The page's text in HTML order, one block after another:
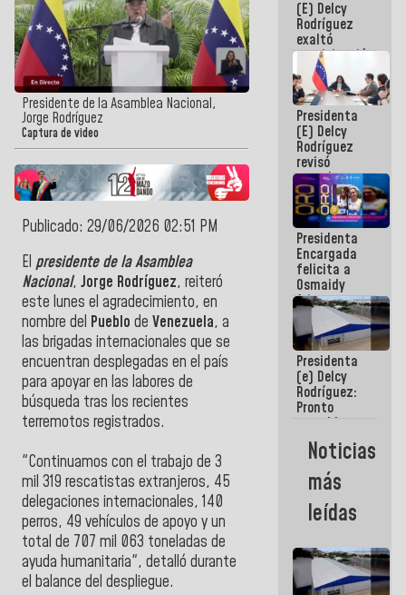
Presidente de la Asamblea Nacional,
Jorge Rodríguez
Captura de video
Publicado: 29/06/2026 02:51 PM
El presidente de la Asamblea
Nacional, Jorge Rodríguez, reiteró
este lunes el agradecimiento, en
nombre del Pueblo de Venezuela, a
las brigadas internacionales que se
encuentran desplegadas en el país
para apoyar en las labores de
búsqueda tras los recientes
terremotos registrados.
"Continuamos con el trabajo de 3
mil 319 rescatistas extranjeros, 45
delegaciones internacionales, 140
perros, 49 vehículos de apoyo y un
total de 707 mil 063 toneladas de
ayuda humanitaria", detalló durante
el balance del despliegue.
Panamericana
Sub-17
(E) Delcy
Rodríguez
exaltó
participación
de
Venezuela
en Juegos
Centroamericanos
y del Caribe
2026
Presidenta
(E) Delcy
Rodríguez
revisó
agenda
económica y
ejecución de
fondos de
emergencia
post-sismos
Presidenta
Encargada
felicita a
Osmaidy
Arias y
Giraly
Marcano por
hacer
historia en
los
Centroamericanos
Presidenta
(e) Delcy
Rodríguez:
Pronto
restableceremos
las
operaciones
Aeropuerto
Internacional
de
Noticias
más
leídas